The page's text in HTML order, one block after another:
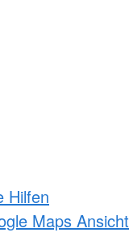
Hilfen
Maps Ansicht